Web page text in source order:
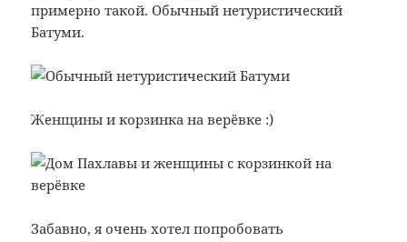
примерно такой. Обычный нетуристический
Батуми.
Женщины и корзинка на верёвке :)
Забавно, я очень хотел попробовать